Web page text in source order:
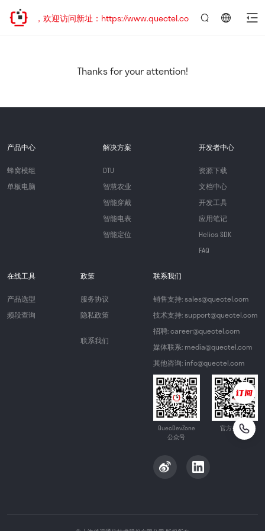
已迁移，欢迎访问新址：https://www.quectel.com.cn
Thanks for your attention!
产品中心
蜂窝模组
单板电脑
解决方案
DTU
智慧农业
智能穿戴
智能电表
智能定位
开发者中心
资源下载
文档中心
开发工具
应用笔记
Helios SDK
FAQ
在线工具
产品选型
频段查询
政策
服务协议
隐私政策
联系我们
联系我们
销售支持: sales@quectel.com
技术支持: support@quectel.com
招聘: career@quectel.com
媒体联系: media@quectel.com
其他咨询: info@quectel.com
QuecDevZone
公众号
官方公众号